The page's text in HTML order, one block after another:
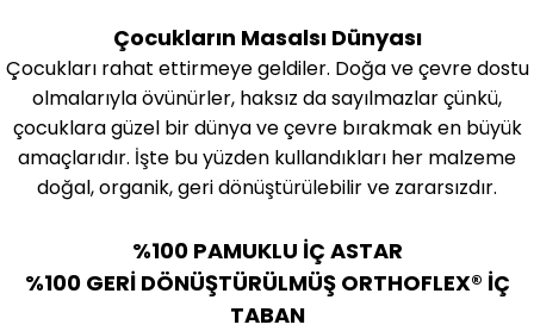
Çocukların Masalsı Dünyası
Çocukları rahat ettirmeye geldiler. Doğa ve çevre dostu
olmalarıyla övünürler, haksız da sayılmazlar çünkü,
çocuklara güzel bir dünya ve çevre bırakmak en büyük
amaçlarıdır. İşte bu yüzden kullandıkları her malzeme
doğal, organik, geri dönüştürülebilir ve zararsızdır.
%100 PAMUKLU İÇ ASTAR
%100 GERİ DÖNÜŞTÜRÜLMÜŞ ORTHOFLEX® İÇ
TABAN